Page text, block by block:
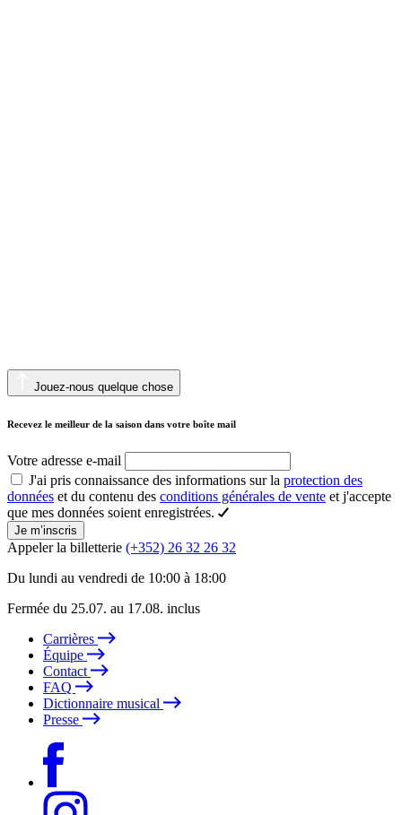
Jouez-nous quelque chose
Recevez le meilleur de la saison dans votre boîte mail
Votre adresse e-mail
J'ai pris connaissance des informations sur la protection des
données et du contenu des conditions générales de vente et j'accepte
que mes données soient enregistrées.
Je m’inscris
Appeler la billetterie (+352) 26 32 26 32
Du lundi au vendredi de 10:00 à 18:00
Fermée du 25.07. au 17.08. inclus
Carrières
Équipe
Contact
FAQ
Dictionnaire musical
Presse